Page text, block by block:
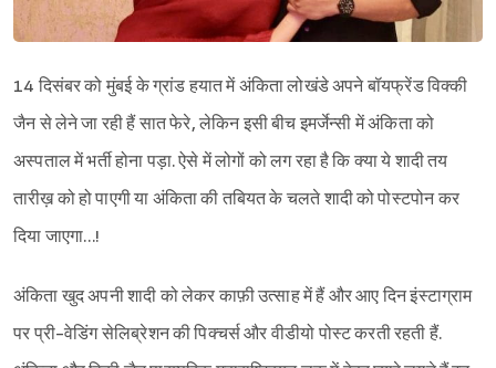
14 दिसंबर को मुंबई के ग्रांड हयात में अंकिता लोखंडे अपने बॉयफ्रेंड विक्की
जैन से लेने जा रही हैं सात फेरे, लेकिन इसी बीच इमर्जेन्सी में अंकिता को
अस्पताल में भर्ती होना पड़ा. ऐसे में लोगों को लग रहा है कि क्या ये शादी तय
तारीख़ को हो पाएगी या अंकिता की तबियत के चलते शादी को पोस्टपोन कर
दिया जाएगा…!
अंकिता खुद अपनी शादी को लेकर काफ़ी उत्साह में हैं और आए दिन इंस्टाग्राम
पर प्री-वेडिंग सेलिब्रेशन की पिक्चर्स और वीडीयो पोस्ट करती रहती हैं.